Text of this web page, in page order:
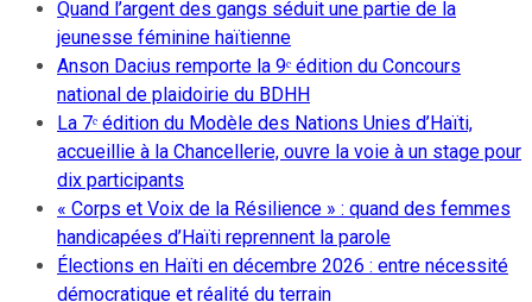
Quand l’argent des gangs séduit une partie de la
jeunesse féminine haïtienne
Anson Dacius remporte la 9ᵉ édition du Concours
national de plaidoirie du BDHH
La 7ᵉ édition du Modèle des Nations Unies d’Haïti,
accueillie à la Chancellerie, ouvre la voie à un stage pour
dix participants
« Corps et Voix de la Résilience » : quand des femmes
handicapées d’Haïti reprennent la parole
Élections en Haïti en décembre 2026 : entre nécessité
démocratique et réalité du terrain